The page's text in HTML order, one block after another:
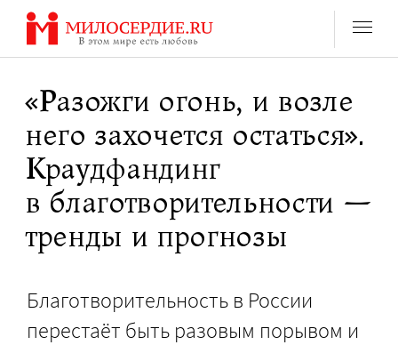
Перейти
содержанию
«Разожги огонь, и возле
него захочется остаться».
Краудфандинг
в благотворительности —
тренды и прогнозы
Благотворительность в России
перестаёт быть разовым порывом и